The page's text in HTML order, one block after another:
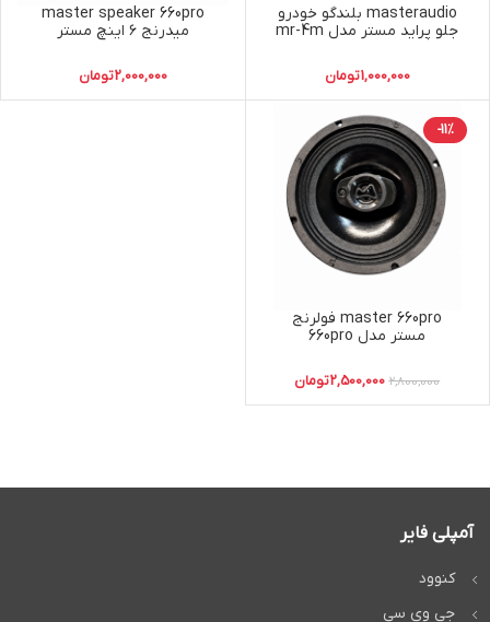
masteraudio بلندگو خودرو
جلو پراید مستر مدل mr-4m
1,000,000تومان
master speaker 660pro
میدرنج ۶ اینچ مستر
2,000,000تومان
-11%
master 660pro فولرنج
مستر مدل 660pro
2,800,000
2,500,000تومان
آمپلی فایر
کنوود
جی وی سی